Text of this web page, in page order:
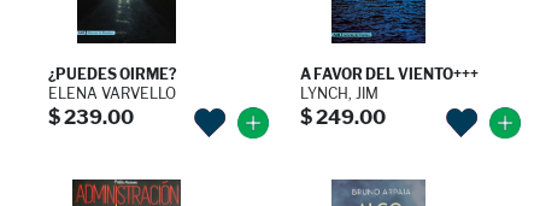
¿PUEDES OIRME?
ELENA VARVELLO
$ 239.00
A FAVOR DEL VIENTO+++
LYNCH, JIM
$ 249.00